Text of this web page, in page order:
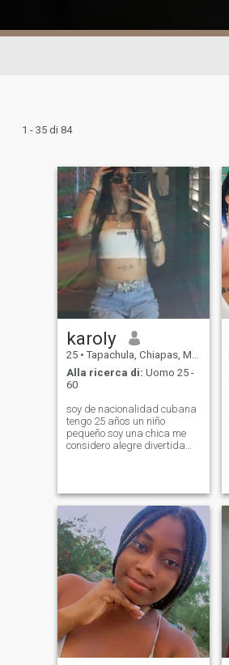
1 - 35 di 84
karoly
25 • Tapachula, Chiapas, Messico
Alla ricerca di: Uomo 25 -
60
soy de nacionalidad cubana
tengo 25 años un niño
pequeño soy una chica me
considero alegre divertida
completo un hombre que en
verdad me valore y llame a
mi hijo me gusta divertir